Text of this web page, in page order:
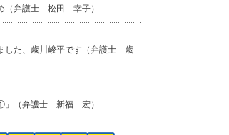
（弁護士 松田 幸子）
した、歳川峻平です（弁護士 歳
①」（弁護士 新福 宏）